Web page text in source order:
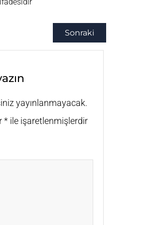
Sonraki
yayınlanmayacak.
* ile işaretlenmişlerdir